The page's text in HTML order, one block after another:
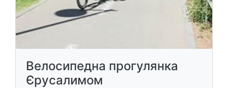
Велосипедна прогулянка
Єрусалимом